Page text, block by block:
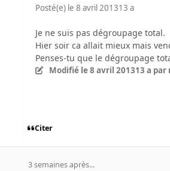
Posté(e) le 8 avril 201313 a
Je ne suis pas dégroupage total.
Hier soir ca allait mieux mais
Penses-tu que le dégroupage
Modifié le 8 avril 201313 a par
Citer
3 semaines après...